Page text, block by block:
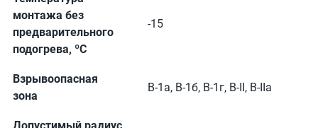
монтажа без
предварительного
подогрева, ºС
-15
Взрывоопасная
зона
В-1а, В-1б, В-1г, В-II, В-IIа